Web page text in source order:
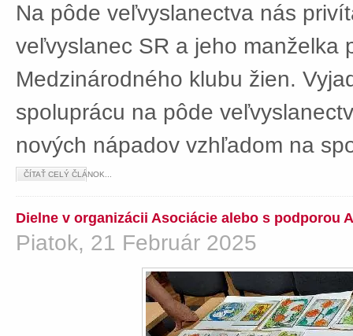
Na pôde veľvyslanectva nás
veľvyslanec SR a jeho manželka
Medzinárodného klubu žien.
spoluprácu na pôde
nových nápadov vzhľadom na
ČÍTAŤ CELÝ ČLÁNOK...
Dielne v organizácii Asociácie alebo s podporou
Piatok, 21 Február 2025